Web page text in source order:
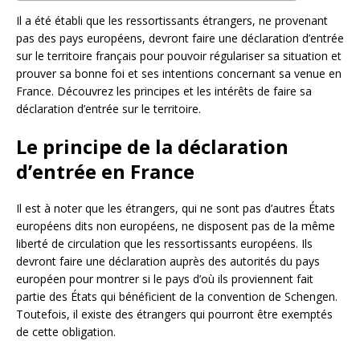
Il a été établi que les ressortissants étrangers, ne provenant
pas des pays européens, devront faire une déclaration d’entrée
sur le territoire français pour pouvoir régulariser sa situation et
prouver sa bonne foi et ses intentions concernant sa venue en
France. Découvrez les principes et les intérêts de faire sa
déclaration d’entrée sur le territoire.
Le principe de la déclaration
d’entrée en France
Il est à noter que les étrangers, qui ne sont pas d’autres États
européens dits non européens, ne disposent pas de la même
liberté de circulation que les ressortissants européens. Ils
devront faire une déclaration auprès des autorités du pays
européen pour montrer si le pays d’où ils proviennent fait
partie des États qui bénéficient de la convention de Schengen.
Toutefois, il existe des étrangers qui pourront être exemptés
de cette obligation.